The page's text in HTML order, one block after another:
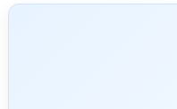
OVER OMROEP